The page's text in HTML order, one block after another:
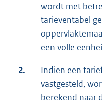
wordt met
tarieventabel
een volle
2.
Indien een
vastgesteld,
berekend naar